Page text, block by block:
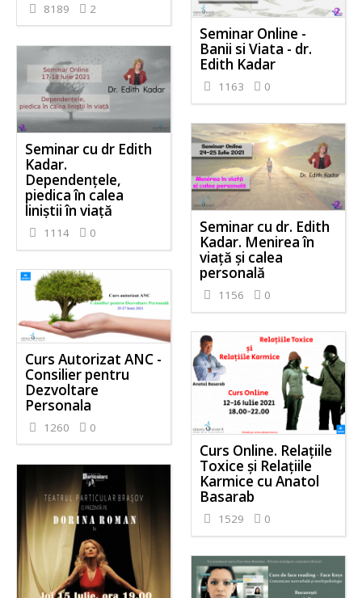
8189 2
Seminar Online -
Banii si Viata - dr.
Edith Kadar
1163 0
Seminar cu dr Edith
Kadar.
Dependențele,
piedica în calea
liniștii în viață
1114 0
Seminar cu dr. Edith
Kadar. Menirea în
viață și calea
personală
1156 0
Curs Autorizat ANC -
Consilier pentru
Dezvoltare
Personala
1260 0
Curs Online. Relațiile
Toxice și Relațiile
Karmice cu Anatol
Basarab
1529 0